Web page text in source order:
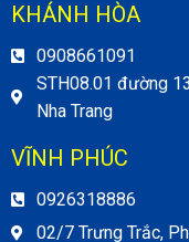
KHÁNH HÒA
0908661091
STH08.01 đường
Nha Trang
VĨNH PHÚC
0926318886
02/7 Trưng Trắc,